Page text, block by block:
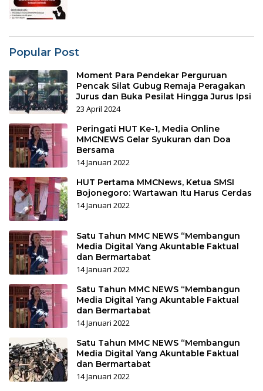
Popular Post
Moment Para Pendekar Perguruan
Pencak Silat Gubug Remaja Peragakan
Jurus dan Buka Pesilat Hingga Jurus Ipsi
23 April 2024
Peringati HUT Ke-1, Media Online
MMCNEWS Gelar Syukuran dan Doa
Bersama
14 Januari 2022
HUT Pertama MMCNews, Ketua SMSI
Bojonegoro: Wartawan Itu Harus Cerdas
14 Januari 2022
Satu Tahun MMC NEWS “Membangun
Media Digital Yang Akuntable Faktual
dan Bermartabat
14 Januari 2022
Satu Tahun MMC NEWS “Membangun
Media Digital Yang Akuntable Faktual
dan Bermartabat
14 Januari 2022
Satu Tahun MMC NEWS “Membangun
Media Digital Yang Akuntable Faktual
dan Bermartabat
14 Januari 2022